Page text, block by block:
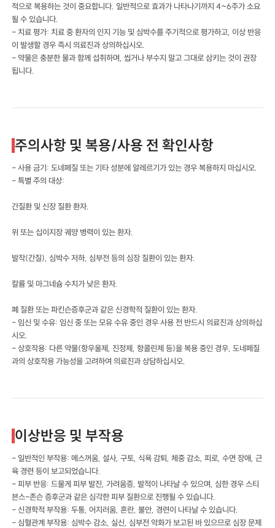
적으로 복용하는 것이 중요합니다. 일반적으로 효과가 나타나기까지 4~6주가 소요
될 수 있습니다.
- 치료 평가: 치료 중 환자의 인지 기능 및 심박수를 주기적으로 평가하고, 이상 반응
이 발생할 경우 즉시 의료진과 상의하십시오.
- 약물은 충분한 물과 함께 섭취하며, 씹거나 부수지 말고 그대로 삼키는 것이 권장
됩니다.
주의사항 및 복용/사용 전 확인사항
- 사용 금기: 도네페질 또는 기타 성분에 알레르기가 있는 경우 복용하지 마십시오.
- 특별 주의 대상:
간질환 및 신장 질환 환자.
위 또는 십이지장 궤양 병력이 있는 환자.
발작(간질), 심박수 저하, 심부전 등의 심장 질환이 있는 환자.
칼륨 및 마그네슘 수치가 낮은 환자.
폐 질환 또는 파킨슨증후군과 같은 신경학적 질환이 있는 환자.
- 임신 및 수유: 임신 중 또는 모유 수유 중인 경우 사용 전 반드시 의료진과 상의하십
시오.
- 상호작용: 다른 약물(항우울제, 진정제, 항콜린제 등)을 복용 중인 경우, 도네페질
과의 상호작용 가능성을 고려하여 의료진과 상담하십시오.
이상반응 및 부작용
- 일반적인 부작용: 메스꺼움, 설사, 구토, 식욕 감퇴, 체중 감소, 피로, 수면 장애, 근
육 경련 등이 보고되었습니다.
- 피부 반응: 드물게 피부 발진, 가려움증, 발적이 나타날 수 있으며, 심한 경우 스티
븐스-존슨 증후군과 같은 심각한 피부 질환으로 진행될 수 있습니다.
- 신경학적 부작용: 두통, 어지러움, 혼란, 불안, 경련이 나타날 수 있습니다.
- 심혈관계 부작용: 심박수 감소, 실신, 심부전 악화가 보고된 바 있으므로 심장 문제